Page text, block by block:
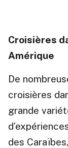
Croisières
Amérique
De
croisières
grande
des